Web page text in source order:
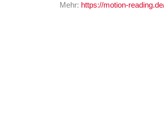
Mehr: https://motion-